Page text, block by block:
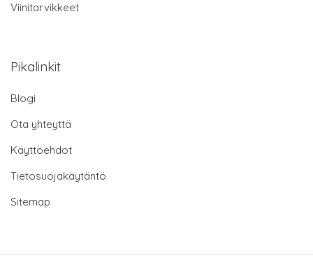
Viinitarvikkeet
Pikalinkit
Blogi
Ota yhteyttä
Käyttöehdot
Tietosuojakäytäntö
Sitemap